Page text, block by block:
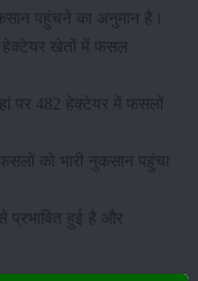
पहुंचने का अनुमान है।
हेक्टेयर खेतों में फसल
पर 482 हेक्टेयर में फसलों
को भारी नुकसान पहुंचा
प्रभावित हुई है और